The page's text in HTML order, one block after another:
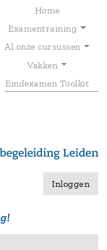
Home
Examentraining
Al onze cursussen
Vakken
Eindexamen Toolkit
Inloggen